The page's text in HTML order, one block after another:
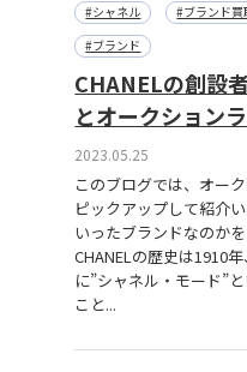
#シャネル #ブランド買
#ブランド
CHANELの創設
とオークション
2023.05.25
このブログでは、オー
ピックアップして紹介
いったブランドなのか
CHANELの歴史は1910
に”シャネル・モード”
こと...